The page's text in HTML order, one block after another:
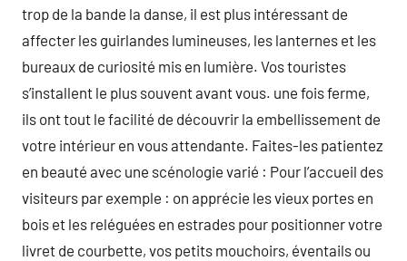
trop de la bande la danse, il est plus intéressant de
affecter les guirlandes lumineuses, les lanternes et les
bureaux de curiosité mis en lumière. Vos touristes
s’installent le plus souvent avant vous. une fois ferme,
ils ont tout le facilité de découvrir la embellissement de
votre intérieur en vous attendante. Faites-les patientez
en beauté avec une scénologie varié : Pour l’accueil des
visiteurs par exemple : on apprécie les vieux portes en
bois et les reléguées en estrades pour positionner votre
livret de courbette, vos petits mouchoirs, éventails ou